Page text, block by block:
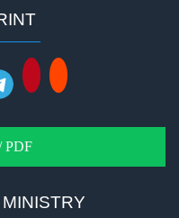
PDF